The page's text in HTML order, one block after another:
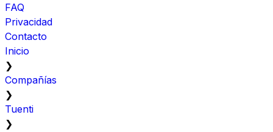
FAQ
Privacidad
Contacto
Inicio
❯
Compañías
❯
Tuenti
❯